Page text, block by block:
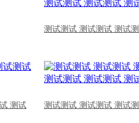
测试测试 测试测试 测试
测试 测试测试 测试测试 测试